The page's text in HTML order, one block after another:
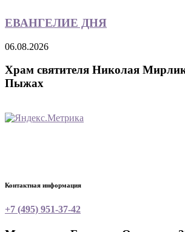
ЕВАНГЕЛИЕ ДНЯ
06.08.2026
Храм святителя Николая
Пыжах
Контактная информация
+7 (495) 951-37-42